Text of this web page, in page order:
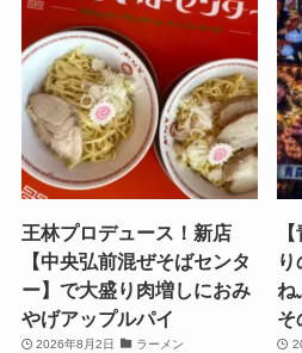
王林プロデュース！新店
【中央弘前混ぜそばセンタ
ー】で大盛り肉増しにおみ
やげアップルパイ
2026年8月2日 ラーメン
ね
そ